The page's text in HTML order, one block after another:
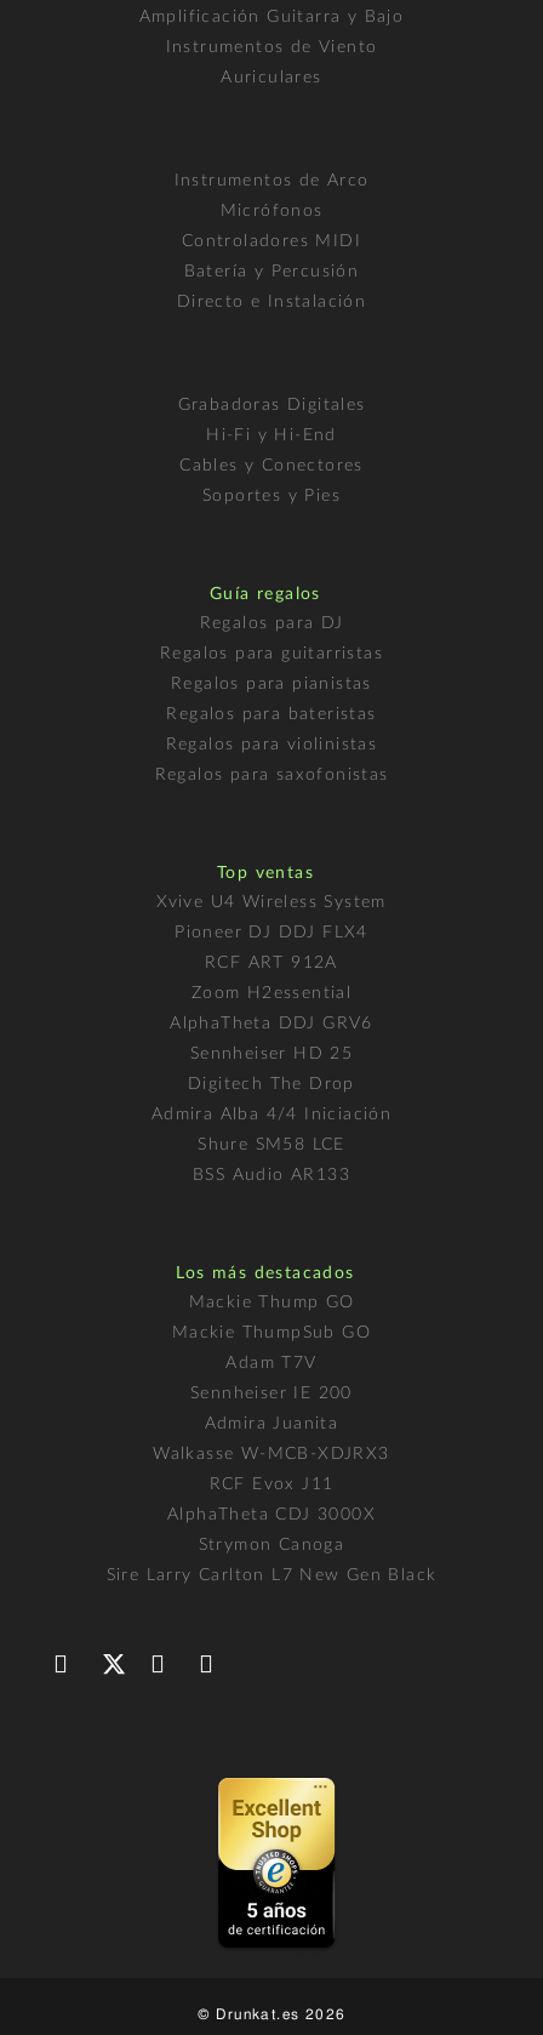
Amplificación Guitarra y Bajo
Instrumentos de Viento
Auriculares
Instrumentos de Arco
Micrófonos
Controladores MIDI
Batería y Percusión
Directo e Instalación
Grabadoras Digitales
Hi-Fi y Hi-End
Cables y Conectores
Soportes y Pies
Guía regalos
Regalos para DJ
Regalos para guitarristas
Regalos para pianistas
Regalos para bateristas
Regalos para violinistas
Regalos para saxofonistas
Top ventas
Xvive U4 Wireless System
Pioneer DJ DDJ FLX4
RCF ART 912A
Zoom H2essential
AlphaTheta DDJ GRV6
Sennheiser HD 25
Digitech The Drop
Admira Alba 4/4 Iniciación
Shure SM58 LCE
BSS Audio AR133
Los más destacados
Mackie Thump GO
Mackie ThumpSub GO
Adam T7V
Sennheiser IE 200
Admira Juanita
Walkasse W-MCB-XDJRX3
RCF Evox J11
AlphaTheta CDJ 3000X
Strymon Canoga
Sire Larry Carlton L7 New Gen Black
© Drunkat.es 2026